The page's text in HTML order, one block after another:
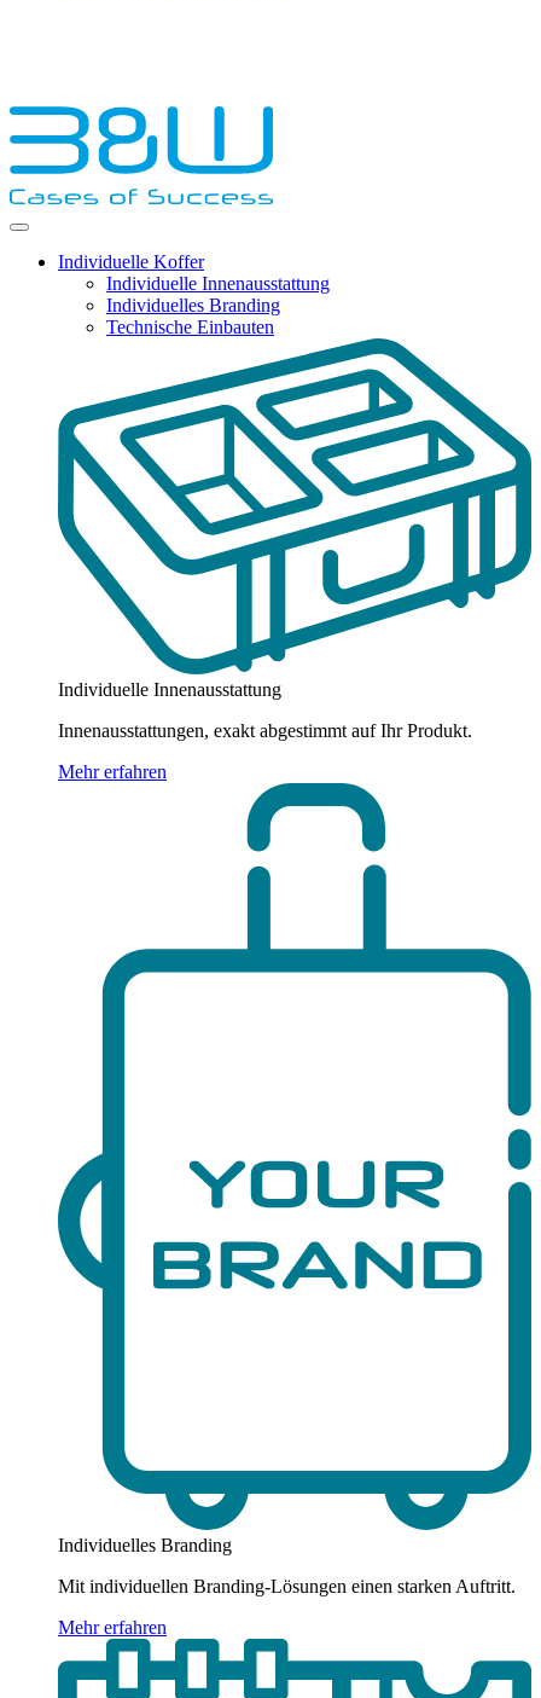
Individuelle Koffer
Individuelle Innenausstattung
Individuelles Branding
Technische Einbauten
Individuelle Innenausstattung
Innenausstattungen, exakt abgestimmt auf Ihr Produkt.
Mehr erfahren
Individuelles Branding
Mit individuellen Branding-Lösungen einen starken Auftritt.
Mehr erfahren